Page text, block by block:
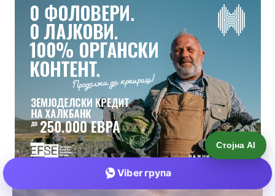
Стојна AI
Viber група